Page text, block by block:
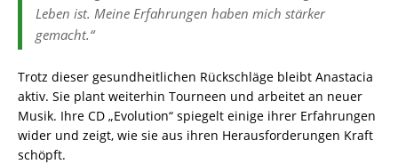
Leben ist. Meine Erfahrungen haben mich stärker
gemacht.“
Trotz dieser gesundheitlichen Rückschläge bleibt Anastacia
aktiv. Sie plant weiterhin Tourneen und arbeitet an neuer
Musik. Ihre CD „Evolution“ spiegelt einige ihrer Erfahrungen
wider und zeigt, wie sie aus ihren Herausforderungen Kraft
schöpft.